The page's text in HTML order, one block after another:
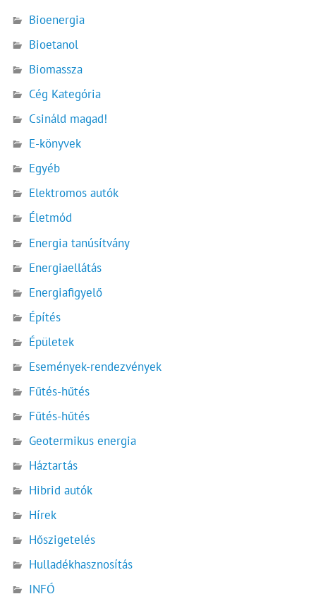
Bioenergia
Bioetanol
Biomassza
Cég Kategória
Csináld magad!
E-könyvek
Egyéb
Elektromos autók
Életmód
Energia tanúsítvány
Energiaellátás
Energiafigyelő
Építés
Épületek
Események-rendezvények
Fűtés-hűtés
Fűtés-hűtés
Geotermikus energia
Háztartás
Hibrid autók
Hírek
Hőszigetelés
Hulladékhasznosítás
INFÓ